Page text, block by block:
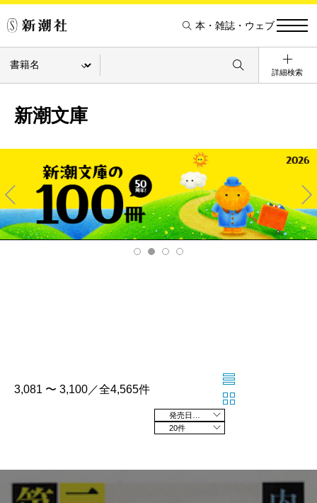
本・雑誌・ウェブ
詳細検索
新潮文庫
Pre
v
Ne
xt
3,081 〜 3,100／全4,565件
20件